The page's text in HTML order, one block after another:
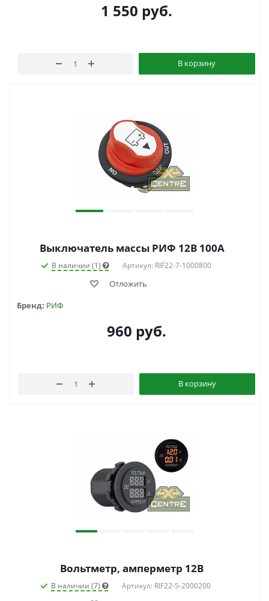
1 550 руб.
В корзину
Выключатель массы РИФ 12В 100А
В наличии (1) Артикул: RIF22-7-1000800
Отложить
Бренд: РИФ
960 руб.
В корзину
Вольтметр, амперметр 12В
В наличии (7) Артикул: RIF22-5-2000200